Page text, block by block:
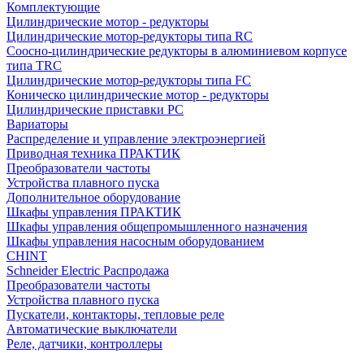
Комплектующие
Цилиндрические мотор - редукторы
Цилиндрические мотор-редукторы типа RC
Соосно-цилиндрические редукторы в алюминиевом корпусе
типа TRC
Цилиндрические мотор-редукторы типа FC
Коническо цилиндрические мотор - редукторы
Цилиндрические приставки PC
Вариаторы
Распределение и управление электроэнергией
Приводная техника ПРАКТИК
Преобразователи частоты
Устройства плавного пуска
Дополнительное оборудование
Шкафы управления ПРАКТИК
Шкафы управления общепромышленного назначения
Шкафы управления насосным оборудованием
CHINT
Schneider Electric Распродажа
Преобразователи частоты
Устройства плавного пуска
Пускатели, контакторы, тепловые реле
Автоматические выключатели
Реле, датчики, контроллеры